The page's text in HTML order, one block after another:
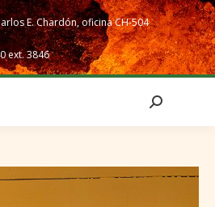
E. Chardón, oficina CH-504
ext. 3846
Search: